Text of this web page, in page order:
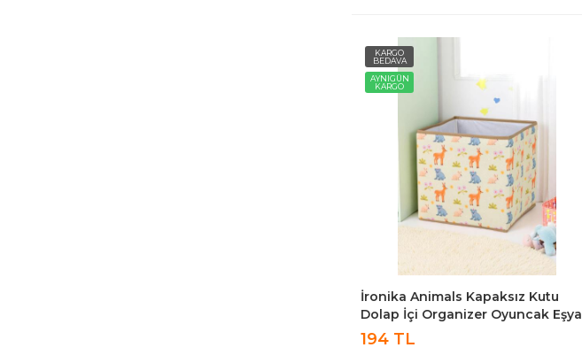
KARGO
BEDAVA
AYNIGÜN
KARGO
İronika Animals Kapaksız Kutu
Dolap İçi Organizer Oyuncak Eşya
Çamaşır Saklama Kutusu
Düzenleyici 30X30X30
194 TL